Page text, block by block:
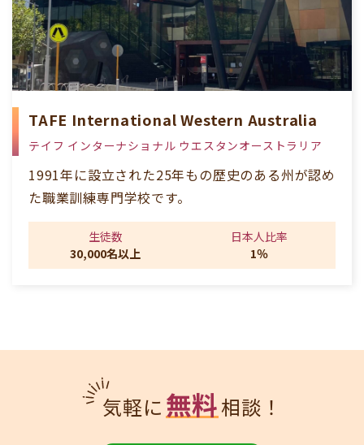
TAFE International Western Australia
テイフ インターナショナル ウエスタンオーストラリア
1991年に設立された25年もの歴史のある州が認め
た職業訓練専門学校です。
生徒数
30,000名以上
日本人比率
1％
気軽に 無料相談！